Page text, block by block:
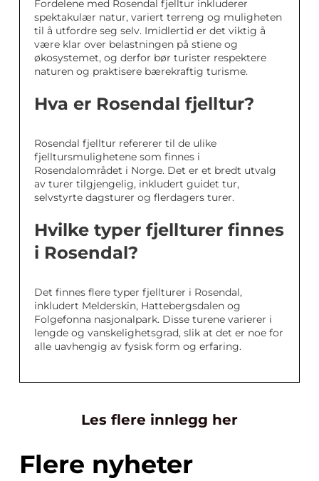
Fordelene med Rosendal fjelltur inkluderer
spektakulær natur, variert terreng og muligheten
til å utfordre seg selv. Imidlertid er det viktig å
være klar over belastningen på stiene og
økosystemet, og derfor bør turister respektere
naturen og praktisere bærekraftig turisme.
Hva er Rosendal fjelltur?
Rosendal fjelltur refererer til de ulike
fjelltursmulighetene som finnes i
Rosendalområdet i Norge. Det er et bredt utvalg
av turer tilgjengelig, inkludert guidet tur,
selvstyrte dagsturer og flerdagers turer.
Hvilke typer fjellturer finnes
i Rosendal?
Det finnes flere typer fjellturer i Rosendal,
inkludert Melderskin, Hattebergsdalen og
Folgefonna nasjonalpark. Disse turene varierer i
lengde og vanskelighetsgrad, slik at det er noe for
alle uavhengig av fysisk form og erfaring.
Les flere innlegg her
Flere nyheter